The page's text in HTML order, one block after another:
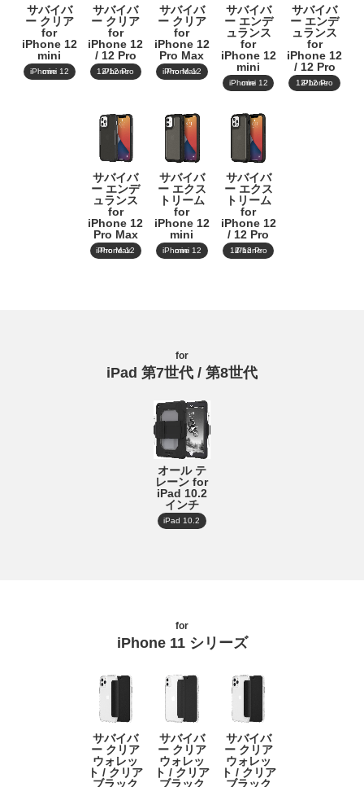
サバイバ
ー クリア
for
iPhone 12
mini
iPhone 12 mini
サバイバ
ー クリア
for
iPhone 12
/ 12 Pro
iPhone 12/12 Pro
サバイバ
ー クリア
for
iPhone 12
Pro Max
iPhone 12 Pro Max
サバイバ
ー エンデ
ュランス
for
iPhone 12
mini
iPhone 12 mini
サバイバ
ー エンデ
ュランス
for
iPhone 12
/ 12 Pro
iPhone 12/12 Pro
サバイバ
ー エンデ
ュランス
for
iPhone 12
Pro Max
iPhone 12 Pro Max
サバイバ
ー エクス
トリーム
for
iPhone 12
mini
iPhone 12 mini
サバイバ
ー エクス
トリーム
for
iPhone 12
/ 12 Pro
iPhone 12/12 Pro
for
iPad 第7世代 / 第8世代
オール テ
レーン for
iPad 10.2
インチ
iPad 10.2
for
iPhone 11 シリーズ
サバイバ
ー クリア
ウォレッ
ト / クリア
ブラック
サバイバ
ー クリア
ウォレッ
ト / クリア
ブラック
サバイバ
ー クリア
ウォレッ
ト / クリア
ブラック